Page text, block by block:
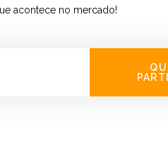
acontece no mercado!